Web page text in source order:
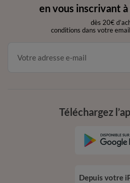
en vous inscrivant
dès 20€
conditions dans votre
Téléchargez
Depuis votre